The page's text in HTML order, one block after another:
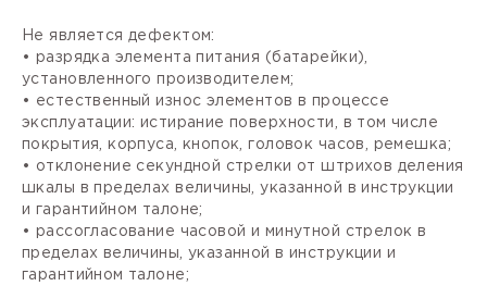
Не является дефектом:
• разрядка элемента питания (батарейки),
установленного производителем;
• естественный износ элементов в процессе
эксплуатации: истирание поверхности, в том числе
покрытия, корпуса, кнопок, головок часов, ремешка;
• отклонение секундной стрелки от штрихов деления
шкалы в пределах величины, указанной в инструкции
и гарантийном талоне;
• рассогласование часовой и минутной стрелок в
пределах величины, указанной в инструкции и
гарантийном талоне;